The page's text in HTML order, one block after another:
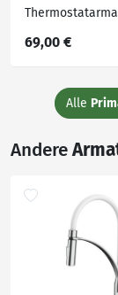
69,00 €
Alle
Andere